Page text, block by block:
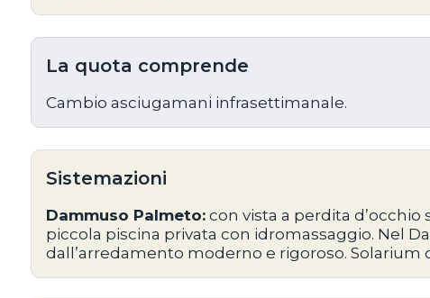
La quota comprende
Cambio asciugamani infrasettimanale.
Sistemazioni
Dammuso Palmeto:con vista a perdita
piccola piscina privata con idromassaggio. Nel
dall’arredamento moderno e rigoroso. Solarium